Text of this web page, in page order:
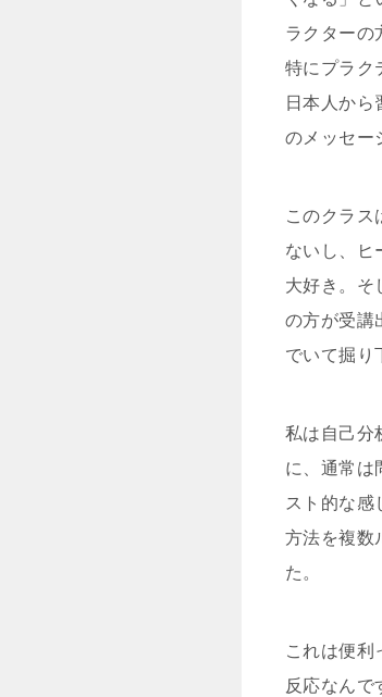
ラクターの
特にプラク
日本人か
のメッセー
このクラス
ないし、ヒ
大好き。そ
の方が受講
でいて掘り
私は自己分
に、通常は
スト的な感
方法を複数
た。
これは便利
反応なんで